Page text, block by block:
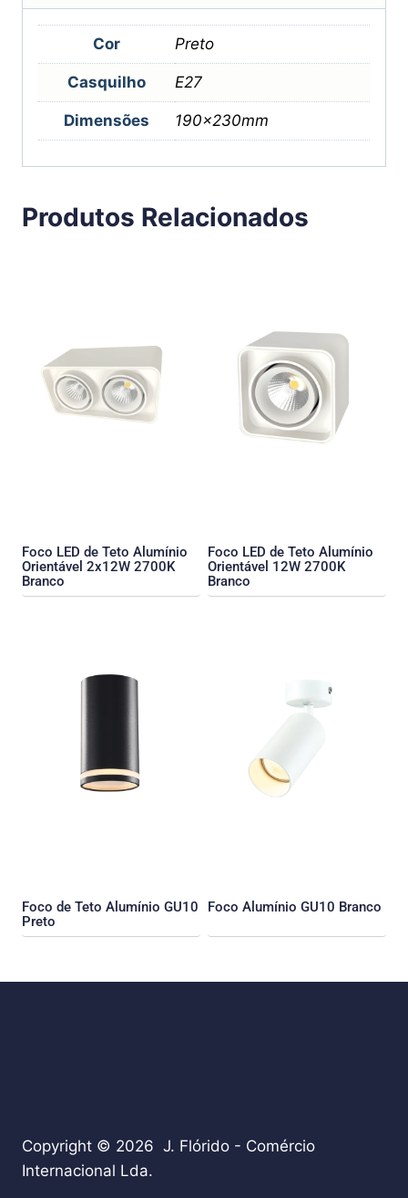
Cor Preto
Casquilho E27
Dimensões 190x230mm
Produtos Relacionados
Foco LED de Teto Alumínio
Orientável 2x12W 2700K
Branco
Foco LED de Teto Alumínio
Orientável 12W 2700K
Branco
Foco de Teto Alumínio GU10
Preto
Foco Alumínio GU10 Branco
Copyright © 2026 J. Flórido - Comércio
Internacional Lda.